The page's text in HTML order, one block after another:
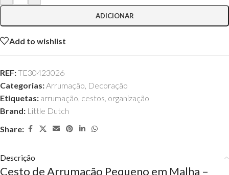
ADICIONAR
Add to wishlist
REF:TE30423026
Categorias:Arrumação, Decoração
Etiquetas: arrumação, cestos, organização
Brand: Little Dutch
Share:
Descrição
Cesto de Arrumação Pequeno em Malha –